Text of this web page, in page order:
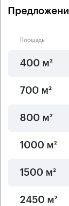
Площадь
400 м²
700 м²
800 м²
1000 м²
1500 м²
2450 м²